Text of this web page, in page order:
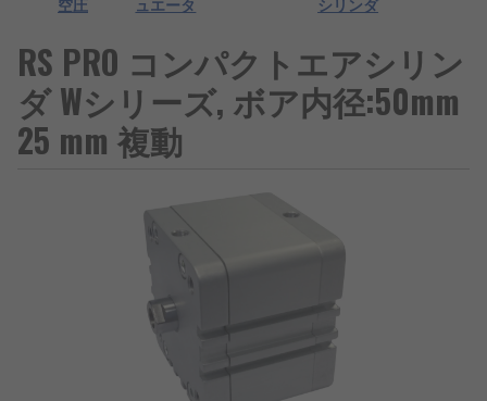
空圧
ュエータ
シリンダ
RS PRO コンパクトエアシリン
ダ Wシリーズ, ボア内径:50mm
25 mm 複動